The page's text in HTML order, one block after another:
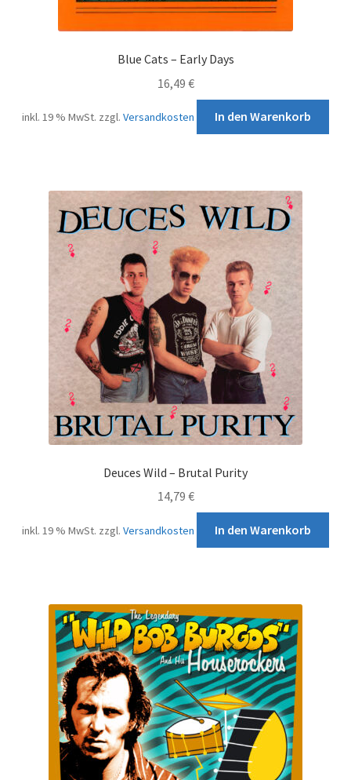
Blue Cats – Early Days
16,49 €
inkl. 19 % MwSt. zzgl.Versandkosten In den Warenkorb
Deuces Wild – Brutal Purity
14,79 €
inkl. 19 % MwSt. zzgl.Versandkosten In den Warenkorb